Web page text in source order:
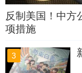
反制美国！中方
项措施
3